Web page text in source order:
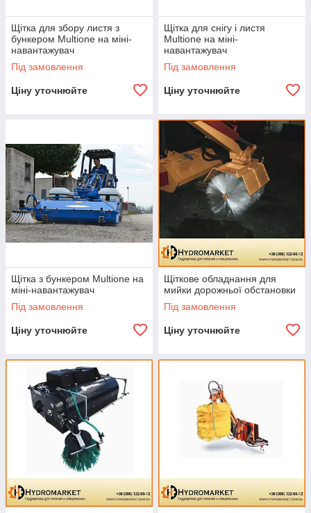
Щітка для збору листя з
бункером Multione на міні-
навантажувач
Під замовлення
Ціну уточнюйте
Щітка для снігу і листя
Multione на міні-
навантажувач
Під замовлення
Ціну уточнюйте
Щітка з бункером Multione на
міні-навантажувач
Під замовлення
Ціну уточнюйте
Щіткове обладнання для
мийки дорожньої обстановки
Під замовлення
Ціну уточнюйте